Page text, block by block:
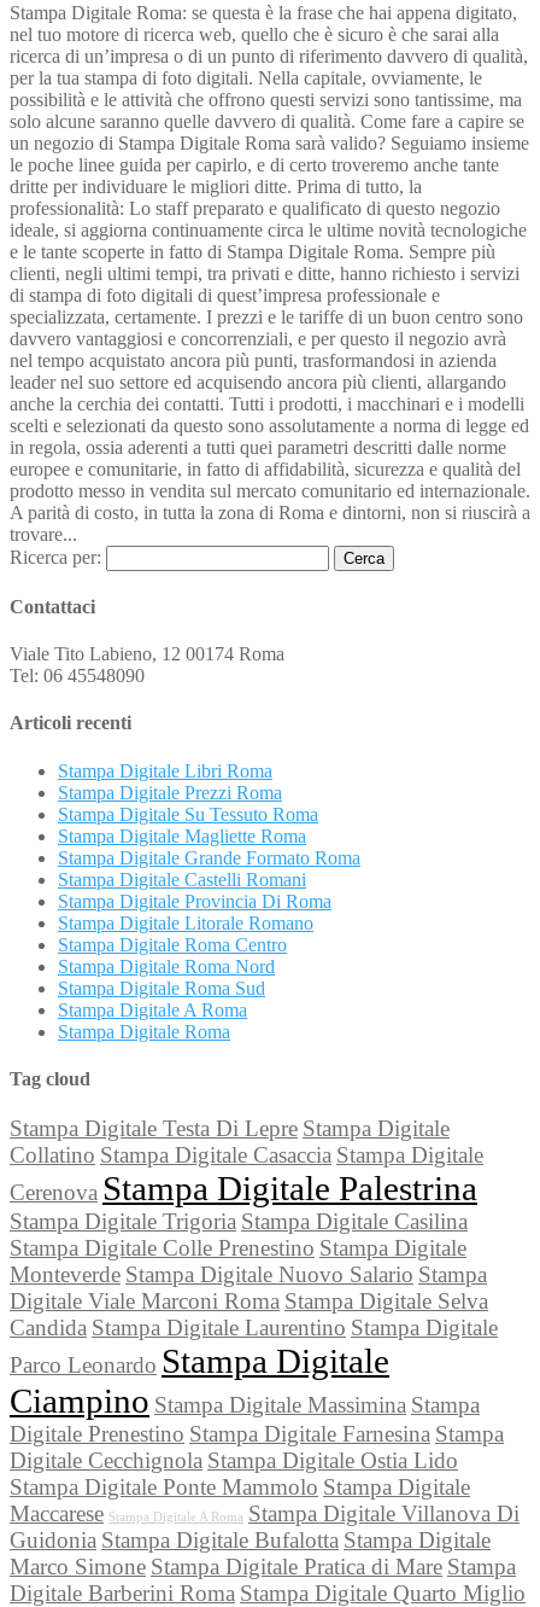
Stampa Digitale Roma: se questa è la frase che hai appena digitato,
nel tuo motore di ricerca web, quello che è sicuro è che sarai alla
ricerca di un’impresa o di un punto di riferimento davvero di qualità,
per la tua stampa di foto digitali. Nella capitale, ovviamente, le
possibilità e le attività che offrono questi servizi sono tantissime, ma
solo alcune saranno quelle davvero di qualità. Come fare a capire se
un negozio di Stampa Digitale Roma sarà valido? Seguiamo insieme
le poche linee guida per capirlo, e di certo troveremo anche tante
dritte per individuare le migliori ditte. Prima di tutto, la
professionalità: Lo staff preparato e qualificato di questo negozio
ideale, si aggiorna continuamente circa le ultime novità tecnologiche
e le tante scoperte in fatto di Stampa Digitale Roma. Sempre più
clienti, negli ultimi tempi, tra privati e ditte, hanno richiesto i servizi
di stampa di foto digitali di quest’impresa professionale e
specializzata, certamente. I prezzi e le tariffe di un buon centro sono
davvero vantaggiosi e concorrenziali, e per questo il negozio avrà
nel tempo acquistato ancora più punti, trasformandosi in azienda
leader nel suo settore ed acquisendo ancora più clienti, allargando
anche la cerchia dei contatti. Tutti i prodotti, i macchinari e i modelli
scelti e selezionati da questo sono assolutamente a norma di legge ed
in regola, ossia aderenti a tutti quei parametri descritti dalle norme
europee e comunitarie, in fatto di affidabilità, sicurezza e qualità del
prodotto messo in vendita sul mercato comunitario ed internazionale.
A parità di costo, in tutta la zona di Roma e dintorni, non si riuscirà a
trovare...
Ricerca per:
Contattaci
Viale Tito Labieno, 12 00174 Roma
Tel: 06 45548090
Articoli recenti
Stampa Digitale Libri Roma
Stampa Digitale Prezzi Roma
Stampa Digitale Su Tessuto Roma
Stampa Digitale Magliette Roma
Stampa Digitale Grande Formato Roma
Stampa Digitale Castelli Romani
Stampa Digitale Provincia Di Roma
Stampa Digitale Litorale Romano
Stampa Digitale Roma Centro
Stampa Digitale Roma Nord
Stampa Digitale Roma Sud
Stampa Digitale A Roma
Stampa Digitale Roma
Tag cloud
Stampa Digitale Testa Di Lepre Stampa Digitale
Collatino Stampa Digitale Casaccia Stampa Digitale
Cerenova Stampa Digitale Palestrina
Stampa Digitale Trigoria Stampa Digitale Casilina
Stampa Digitale Colle Prenestino Stampa Digitale
Monteverde Stampa Digitale Nuovo Salario Stampa
Digitale Viale Marconi Roma Stampa Digitale Selva
Candida Stampa Digitale Laurentino Stampa Digitale
Parco Leonardo Stampa Digitale
Ciampino Stampa Digitale Massimina Stampa
Digitale Prenestino Stampa Digitale Farnesina Stampa
Digitale Cecchignola Stampa Digitale Ostia Lido
Stampa Digitale Ponte Mammolo Stampa Digitale
Maccarese Stampa Digitale A Roma Stampa Digitale Villanova Di
Guidonia Stampa Digitale Bufalotta Stampa Digitale
Marco Simone Stampa Digitale Pratica di Mare Stampa
Digitale Barberini Roma Stampa Digitale Quarto Miglio